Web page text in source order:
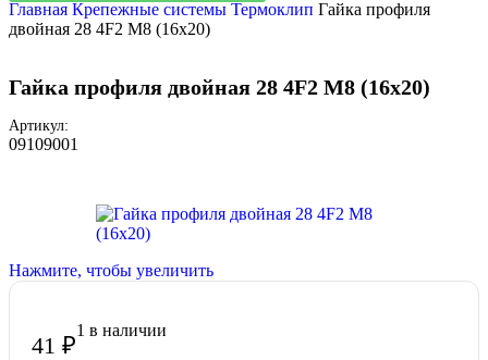
Главная Крепежные системы Термоклип Гайка профиля
двойная 28 4F2 M8 (16х20)
Гайка профиля двойная 28 4F2 M8 (16х20)
Артикул:
09109001
Нажмите, чтобы увеличить
41 ₽
1 в наличии